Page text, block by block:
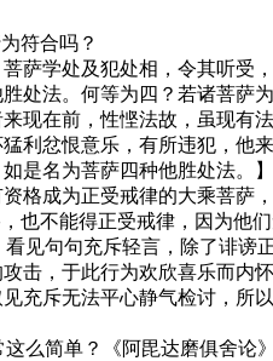
符合吗？
萨学处及犯处相，令其听受
处法。何等为四？若诸菩萨
现在前，性悭法故，虽现有
利忿恨意乐，有所违犯，他
是名为菩萨四种他胜处法。
格成为正受戒律的大乘菩萨
也不能得正受戒律，因为他
见句句充斥轻言，除了诽谤
击，于此行为欢欣喜乐而内
充斥无法平心静气检讨，所
么简单？《阿毘达磨俱舍论